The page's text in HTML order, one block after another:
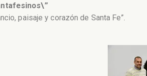
paisaje y corazón de Santa Fe”.